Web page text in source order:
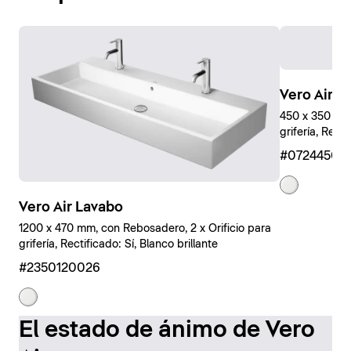
Vero Air Lavabo
1200 x 470 mm, con Rebosadero, 2 x Orificio para
grifería, Rectificado: Sí, Blanco brillante
#2350120026
Vero Air
450 x 350
grifería,
El estado de ánimo de Vero